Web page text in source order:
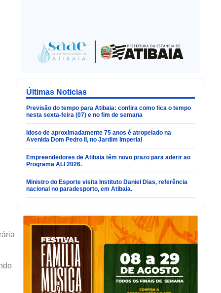
Últimas Noticias
Previsão do tempo para Atibaia: confira como fica o tempo
nesta sexta-feira (07) e no fim de semana
Idoso de aproximadamente 75 anos é atropelado na
Avenida Dom Pedro II, no Jardim Imperial
Empreendedores de Atibaia têm novo prazo para aderir ao
Programa ALI 2026.
Ministro do Esporte visita Instituto Daniel Dias, referência
nacional no paradesporto, em Atibaia.